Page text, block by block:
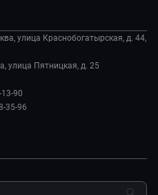
улица Краснобогатырская, д. 44,
улица Пятницкая, д. 25
90
35-96